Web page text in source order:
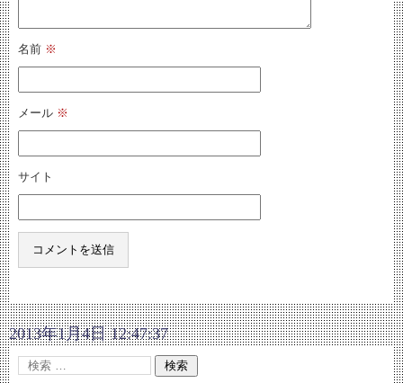
名前 ※
メール ※
サイト
2013年1月4日 12:47:37